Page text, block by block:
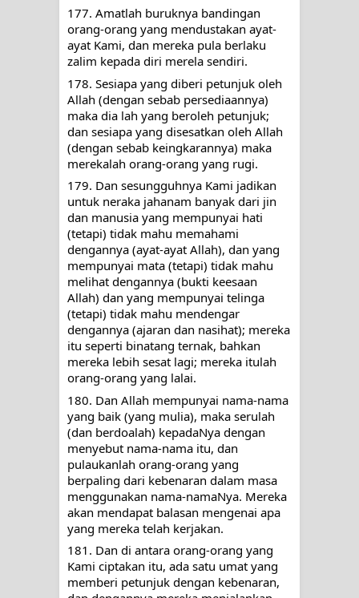
177. Amatlah buruknya bandingan
orang-orang yang mendustakan ayat-
ayat Kami, dan mereka pula berlaku
zalim kepada diri merela sendiri.
178. Sesiapa yang diberi petunjuk oleh
Allah (dengan sebab persediaannya)
maka dia lah yang beroleh petunjuk;
dan sesiapa yang disesatkan oleh Allah
(dengan sebab keingkarannya) maka
merekalah orang-orang yang rugi.
179. Dan sesungguhnya Kami jadikan
untuk neraka jahanam banyak dari jin
dan manusia yang mempunyai hati
(tetapi) tidak mahu memahami
dengannya (ayat-ayat Allah), dan yang
mempunyai mata (tetapi) tidak mahu
melihat dengannya (bukti keesaan
Allah) dan yang mempunyai telinga
(tetapi) tidak mahu mendengar
dengannya (ajaran dan nasihat); mereka
itu seperti binatang ternak, bahkan
mereka lebih sesat lagi; mereka itulah
orang-orang yang lalai.
180. Dan Allah mempunyai nama-nama
yang baik (yang mulia), maka serulah
(dan berdoalah) kepadaNya dengan
menyebut nama-nama itu, dan
pulaukanlah orang-orang yang
berpaling dari kebenaran dalam masa
menggunakan nama-namaNya. Mereka
akan mendapat balasan mengenai apa
yang mereka telah kerjakan.
181. Dan di antara orang-orang yang
Kami ciptakan itu, ada satu umat yang
memberi petunjuk dengan kebenaran,